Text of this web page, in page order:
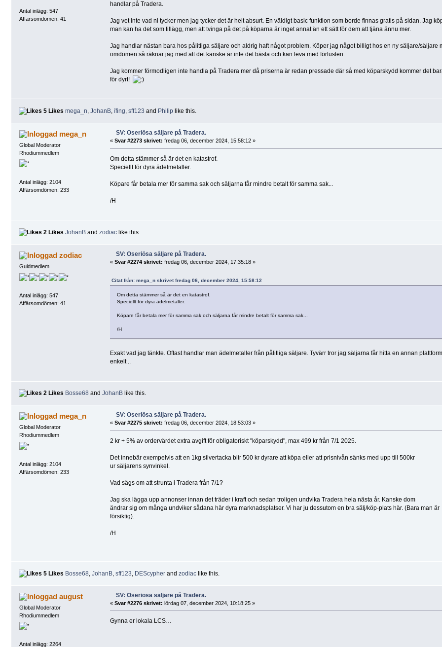
Antal inlägg: 547
Affärsomdömen: 41
handlar på Tradera.
Jag vet inte vad ni tycker men jag tycker det är helt absurt. En väldigt basic funktion som borde finnas gratis på sidan. Jag
man kan ha det som tillägg, men att tvinga på det på köparna är inget annat än ett sätt för dem att tjäna ännu mer.
Jag handlar nästan bara hos pålitliga säljare och aldrig haft något problem. Köper jag något billigt hos en ny säljare/säljare
omdömen så räknar jag med att det kanske är inte det bästa och kan leva med förlusten.
Jag kommer förmodligen inte handla på Tradera mer då priserna är redan pressade där så med köparskydd kommer det
för dyrt!
5 Likes mega_n, JohanB, ífing, sff123 and Philiplike this.
mega_n
Global Moderator
Rhodiummedlem
Antal inlägg: 2104
Affärsomdömen: 233
SV: Oseriösa säljare på Tradera.
« Svar #2273 skrivet: fredag 06, december 2024, 15:58:12 »
Om detta stämmer så är det en katastrof.
Speciellt för dyra ädelmetaller.
Köpare får betala mer för samma sak och säljarna får mindre betalt för samma sak...
/H
2 Likes JohanBand zodiaclike this.
zodiac
Guldmedlem
Antal inlägg: 547
Affärsomdömen: 41
SV: Oseriösa säljare på Tradera.
« Svar #2274 skrivet: fredag 06, december 2024, 17:35:18 »
Citat från: mega_n skrivet fredag 06, december 2024, 15:58:12
Om detta stämmer så är det en katastrof.
Speciellt för dyra ädelmetaller.
Köpare får betala mer för samma sak och säljarna får mindre betalt för samma sak...
/H
Exakt vad jag tänkte. Oftast handlar man ädelmetaller från pålitliga säljare. Tyvärr tror jag säljarna får hitta en annan
enkelt ..
2 Likes Bosse68 and JohanBlike this.
mega_n
Global Moderator
Rhodiummedlem
Antal inlägg: 2104
Affärsomdömen: 233
SV: Oseriösa säljare på Tradera.
« Svar #2275 skrivet: fredag 06, december 2024, 18:53:03 »
2 kr + 5% av ordervärdet extra avgift för obligatoriskt "köparskydd", max 499 kr från 7/1 2025.
Det innebär exempelvis att en 1kg silvertacka blir 500 kr dyrare att köpa eller att prisnivån sänks med upp till 500kr
ur säljarens synvinkel.
Vad sägs om att strunta i Tradera från 7/1?
Jag ska lägga upp annonser innan det träder i kraft och sedan troligen undvika Tradera hela nästa år. Kanske dom
ändrar sig om många undviker sådana här dyra marknadsplatser. Vi har ju dessutom en bra sälj/köp-plats här. (Bara man är
försiktig).
/H
5 Likes Bosse68 JohanB, sff123 DEScypherand zodiaclike this.
august
Global Moderator
Rhodiummedlem
Antal inlägg: 2264
SV: Oseriösa säljare på Tradera.
« Svar #2276 skrivet: lördag 07, december 2024, 10:18:25 »
Gynna er lokala LCS…